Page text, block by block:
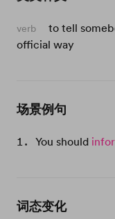
verb
to tell
official way
场景例句
You should
词态变化